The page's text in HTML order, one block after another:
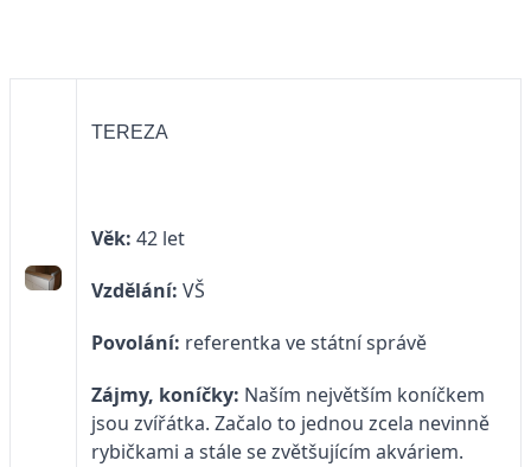
TEREZA
Věk: 42 let
Vzdělání: VŠ
Povolání: referentka ve státní správě
Zájmy, koníčky: Naším největším koníčkem
jsou zvířátka. Začalo to jednou zcela nevinně
rybičkami a stále se zvětšujícím akváriem.